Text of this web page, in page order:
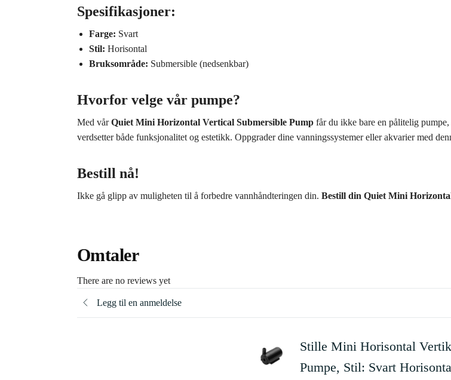
Spesifikasjoner:
Farge: Svart
Stil: Horisontal
Bruksområde: Submersible (nedsenkbar)
Hvorfor velge vår pumpe?
Med vårQuiet Mini Horizontal Vertical Submersible Pumpfår du ikke bare en pålitelig
verdsetter både funksjonalitet og estetikk. Oppgrader dine vanningssystemer eller akvarier med
Bestill nå!
Ikke gå glipp av muligheten til å forbedre vannhåndteringen din. Bestill din Quiet Mini
Omtaler
There are no reviews yet
Legg til en anmeldelse
Stille Mini Horisontal
Pumpe, Stil: Svart